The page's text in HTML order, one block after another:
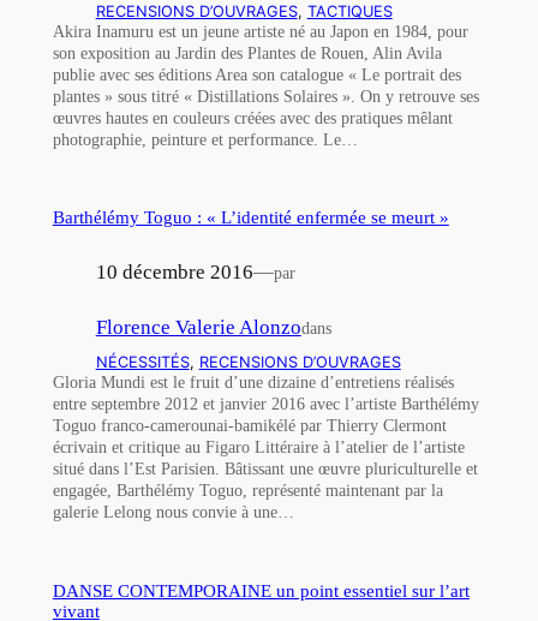
RECENSIONS D’OUVRAGES, TACTIQUES
Akira Inamuru est un jeune artiste né au Japon en 1984, pour
son exposition au Jardin des Plantes de Rouen, Alin Avila
publie avec ses éditions Area son catalogue « Le portrait des
plantes » sous titré « Distillations Solaires ». On y retrouve ses
œuvres hautes en couleurs créées avec des pratiques mêlant
photographie, peinture et performance. Le…
Barthélémy Toguo : « L’identité enfermée se meurt »
10 décembre 2016—par
Florence Valerie Alonzodans
NÉCESSITÉS, RECENSIONS D’OUVRAGES
Gloria Mundi est le fruit d’une dizaine d’entretiens réalisés
entre septembre 2012 et janvier 2016 avec l’artiste Barthélémy
Toguo franco-camerounai-bamikélé par Thierry Clermont
écrivain et critique au Figaro Littéraire à l’atelier de l’artiste
situé dans l’Est Parisien. Bâtissant une œuvre pluriculturelle et
engagée, Barthélémy Toguo, représenté maintenant par la
galerie Lelong nous convie à une…
DANSE CONTEMPORAINE un point essentiel sur l’art
vivant